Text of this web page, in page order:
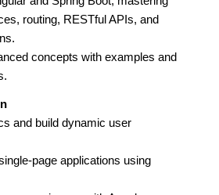
routing, RESTful APIs, and
concepts with examples and
and build dynamic user
page applications using